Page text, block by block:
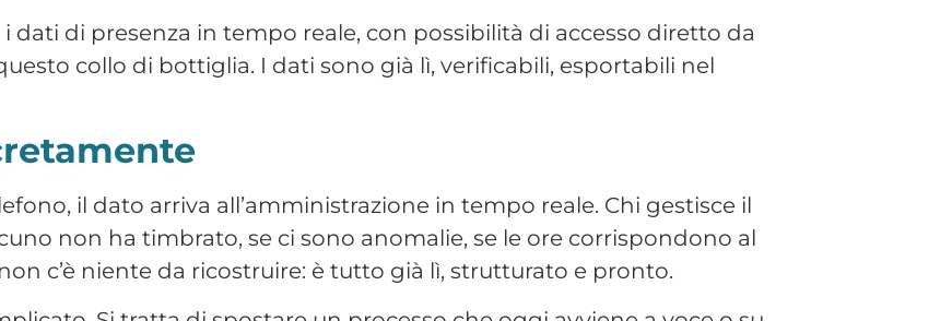
contesto di logistica? Prenota una demo gratuitae ti mostriamo